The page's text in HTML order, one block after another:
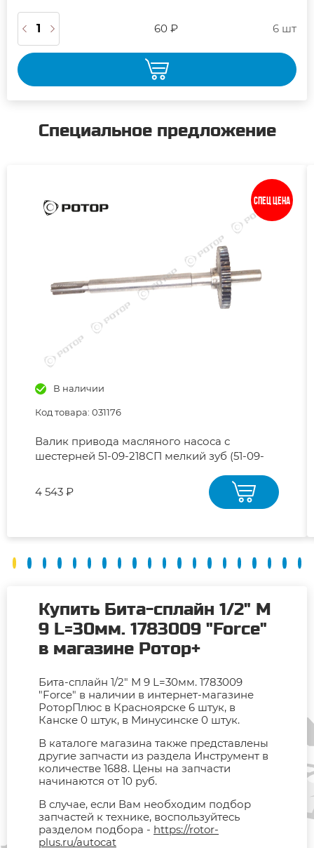
60 ₽ 6 шт
Специальное предложение
Спец цена
В наличии
Код товара: 031176
Валик привода масляного насоса с
шестерней 51-09-218СП мелкий зуб (51-09-
4 543 ₽
Купить Бита-сплайн 1/2" М
9 L=30мм. 1783009 "Force"
в магазине Ротор+
Бита-сплайн 1/2" М 9 L=30мм. 1783009
"Force" в наличии в интернет-магазине
РоторПлюс в Красноярске 6 штук, в
Канске 0 штук, в Минусинске 0 штук.
В каталоге магазина также представлены
другие запчасти из раздела Инструмент в
количестве 1688. Цены на запчасти
начинаются от 10 руб.
В случае, если Вам необходим подбор
запчастей к технике, воспользуйтесь
разделом подбора - https://rotor-
plus.ru/autocat